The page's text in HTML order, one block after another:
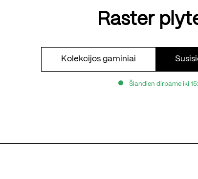
Raster
Kolekcijos gaminiai
Šiandien dirbame iki